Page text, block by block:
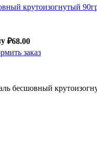
крутоизогнутый
₽68.00
заказ
бесшовный